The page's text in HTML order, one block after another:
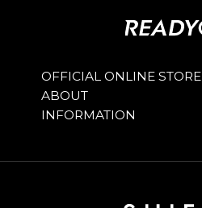
OFFICIAL ONLINE STORE
ABOUT
INFORMATION